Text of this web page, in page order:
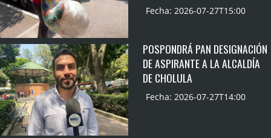
Fecha: 2026-07-27T15:00
POSPONDRÁ PAN DESIGNACIÓN
DE ASPIRANTE A LA ALCALDÍA
DE CHOLULA
Fecha: 2026-07-27T14:00